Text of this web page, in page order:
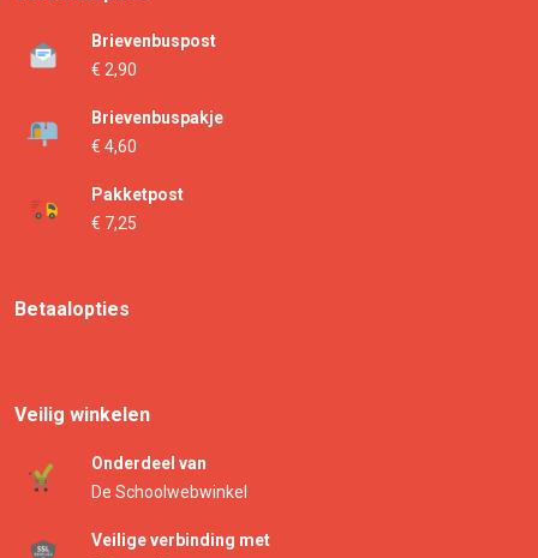
Brievenbuspost
€ 2,90
Brievenbuspakje
€ 4,60
Pakketpost
€ 7,25
Betaalopties
Veilig winkelen
Onderdeel van
De Schoolwebwinkel
Veilige verbinding met